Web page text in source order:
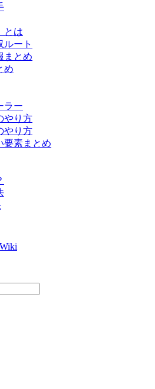
とは
ルート
まとめ
め
ラー
やり方
やり方
要素まとめ